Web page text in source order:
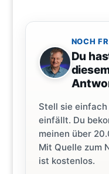
NOCH
Du
Stell sie
einfällt. Du
meinen über
Mit Quelle zum
ist kostenlos.